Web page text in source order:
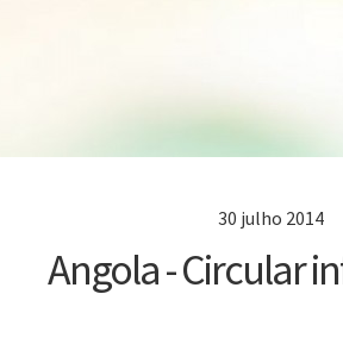
30 julho 2014
Angola - Circular